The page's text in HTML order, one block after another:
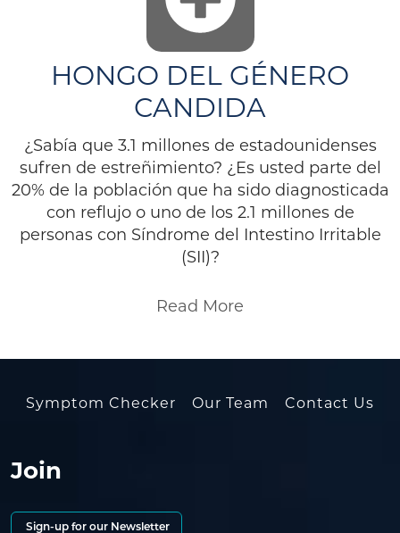
HONGO DEL GÉNERO
CANDIDA
¿Sabía que 3.1 millones de estadounidenses
sufren de estreñimiento? ¿Es usted parte del
20% de la población que ha sido diagnosticada
con reflujo o uno de los 2.1 millones de
personas con Síndrome del Intestino Irritable
(SII)?
Read More
Symptom Checker Our Team Contact Us
Join
Sign-up for our Newsletter